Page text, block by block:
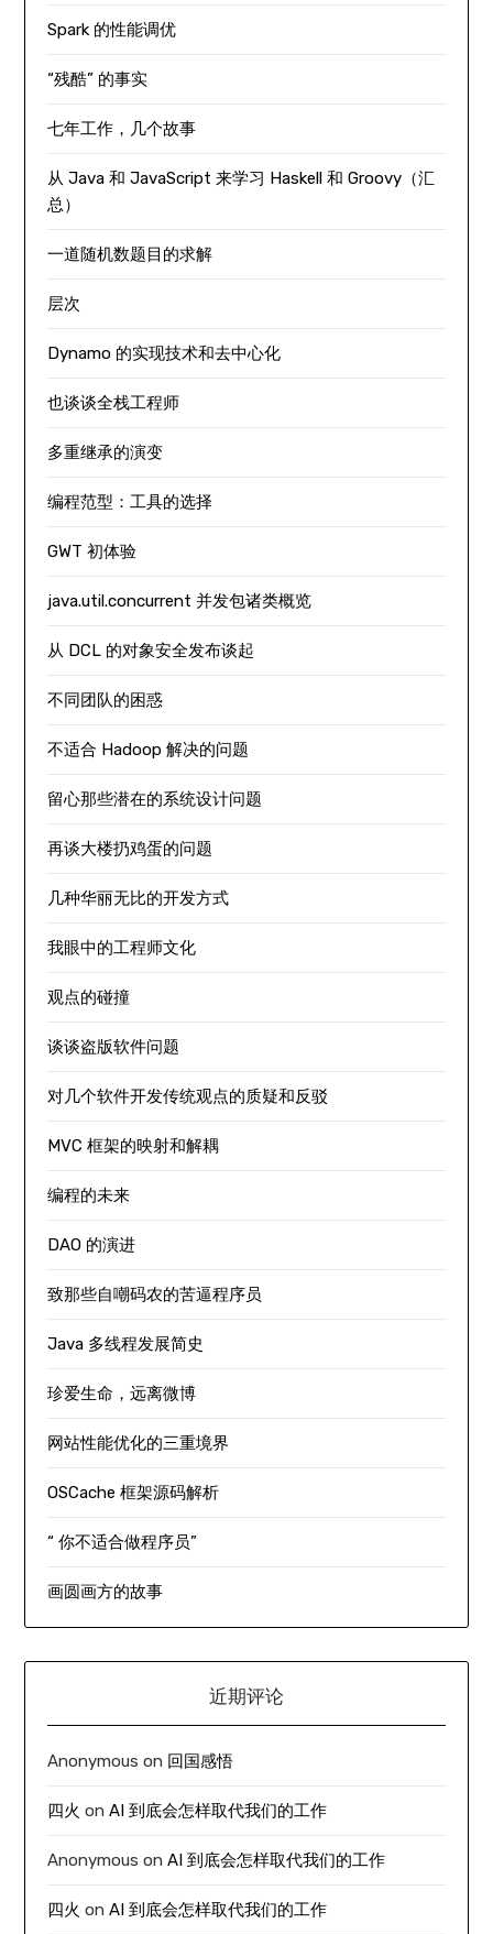
Spark 的性能调优
“残酷” 的事实
七年工作，几个故事
从 Java 和 JavaScript 来学习 Haskell 和 Groovy（汇
总）
一道随机数题目的求解
层次
Dynamo 的实现技术和去中心化
也谈谈全栈工程师
多重继承的演变
编程范型：工具的选择
GWT 初体验
java.util.concurrent 并发包诸类概览
从 DCL 的对象安全发布谈起
不同团队的困惑
不适合 Hadoop 解决的问题
留心那些潜在的系统设计问题
再谈大楼扔鸡蛋的问题
几种华丽无比的开发方式
我眼中的工程师文化
观点的碰撞
谈谈盗版软件问题
对几个软件开发传统观点的质疑和反驳
MVC 框架的映射和解耦
编程的未来
DAO 的演进
致那些自嘲码农的苦逼程序员
Java 多线程发展简史
珍爱生命，远离微博
网站性能优化的三重境界
OSCache 框架源码解析
“ 你不适合做程序员”
画圆画方的故事
近期评论
Anonymous on 回国感悟
四火 onAI 到底会怎样取代我们的工作
Anonymous onAI 到底会怎样取代我们的工作
四火 onAI 到底会怎样取代我们的工作